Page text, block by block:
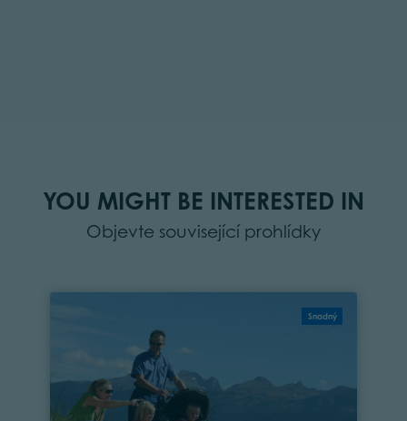
YOU MIGHT BE INTERESTED IN
Objevte související prohlídky
Snadný